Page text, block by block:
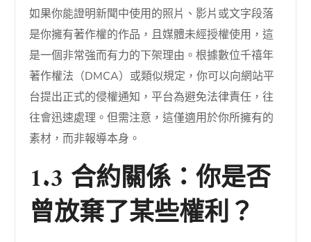
如果你能證明新聞中使用的照片、影片或文字段落
是你擁有著作權的作品，且媒體未經授權使用，這
是一個非常強而有力的下架理由。根據數位千禧年
著作權法（DMCA）或類似規定，你可以向網站平
台提出正式的侵權通知，平台為避免法律責任，往
往會迅速處理。但需注意，這僅適用於你所擁有的
素材，而非報導本身。
1.3 合約關係：你是否
曾放棄了某些權利？